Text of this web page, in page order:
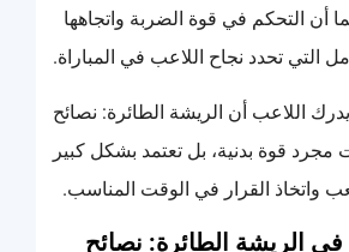
أن التحكم في قوة الضربة واتجاهها
التي تحدد نجاح اللاعب في المباراة.
اللاعب أن الريشة الطائرة: نصائح
مجرد قوة بدنية، بل تعتمد بشكل كبير
واتخاذ القرار في الوقت المناسب.
الريشة الطائرة: نصائح